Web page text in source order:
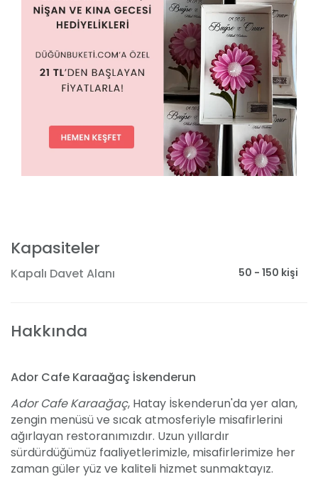
Kapasiteler
Kapalı Davet Alanı 50 - 150 kişi
Hakkında
Ador Cafe Karaağaç İskenderun
Ador Cafe Karaağaç, Hatay İskenderun'da yer alan,
zengin menüsü ve sıcak atmosferiyle misafirlerini
ağırlayan restoranımızdır. Uzun yıllardır
sürdürdüğümüz faaliyetlerimizle, misafirlerimize her
zaman güler yüz ve kaliteli hizmet sunmaktayız.